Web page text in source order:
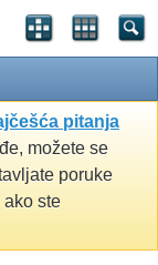
pitanja
možete se
poruke
ako ste